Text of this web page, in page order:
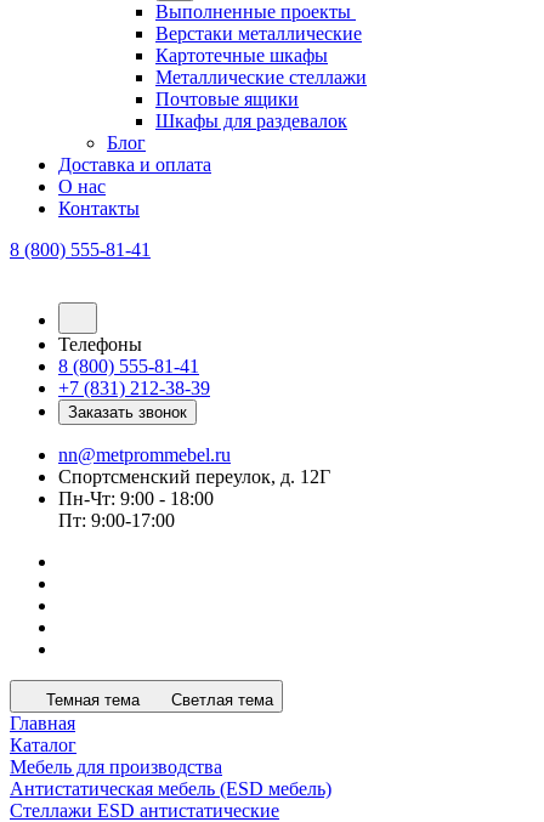
Выполненные проекты
Верстаки металлические
Картотечные шкафы
Металлические стеллажи
Почтовые ящики
Шкафы для раздевалок
Блог
Доставка и оплата
О нас
Контакты
8 (800) 555-81-41
Телефоны
8 (800) 555-81-41
+7 (831) 212-38-39
Заказать звонок
nn@metprommebel.ru
Спортсменский переулок, д. 12Г
Пн-Чт: 9:00 - 18:00
Пт: 9:00-17:00
Темная тема Светлая тема
Главная
Каталог
Мебель для производства
Антистатическая мебель (ESD мебель)
Стеллажи ESD антистатические